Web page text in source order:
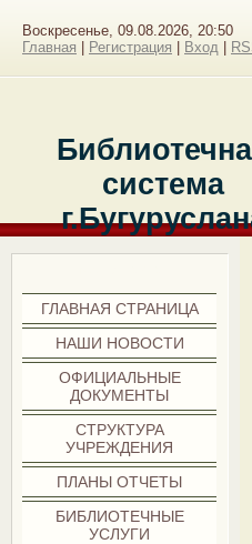
Воскресенье, 09.08.2026, 20:50
Главная
Регистрация Вход
система
ГЛАВНАЯ СТРАНИЦА
НАШИ НОВОСТИ
ОФИЦИАЛЬНЫЕ
ДОКУМЕНТЫ
СТРУКТУРА
УЧРЕЖДЕНИЯ
ПЛАНЫ ОТЧЕТЫ
БИБЛИОТЕЧНЫЕ
УСЛУГИ